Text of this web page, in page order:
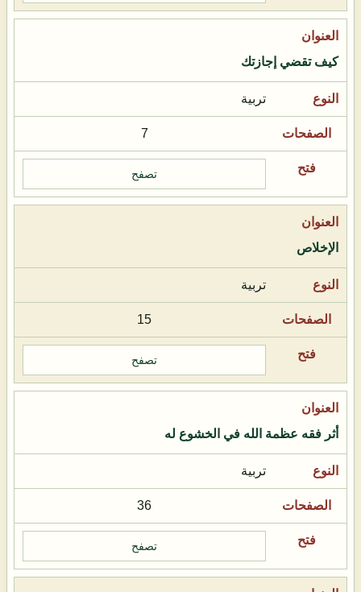
كيف تقضي إجازتك
تربية
7
تصفح
الإخلاص
تربية
15
تصفح
أثر فقه عظمة الله في الخشوع له
تربية
36
تصفح